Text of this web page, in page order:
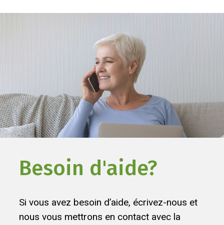
Besoin d'aide?
Si vous avez besoin d’aide, écrivez-nous et
nous vous mettrons en contact avec la